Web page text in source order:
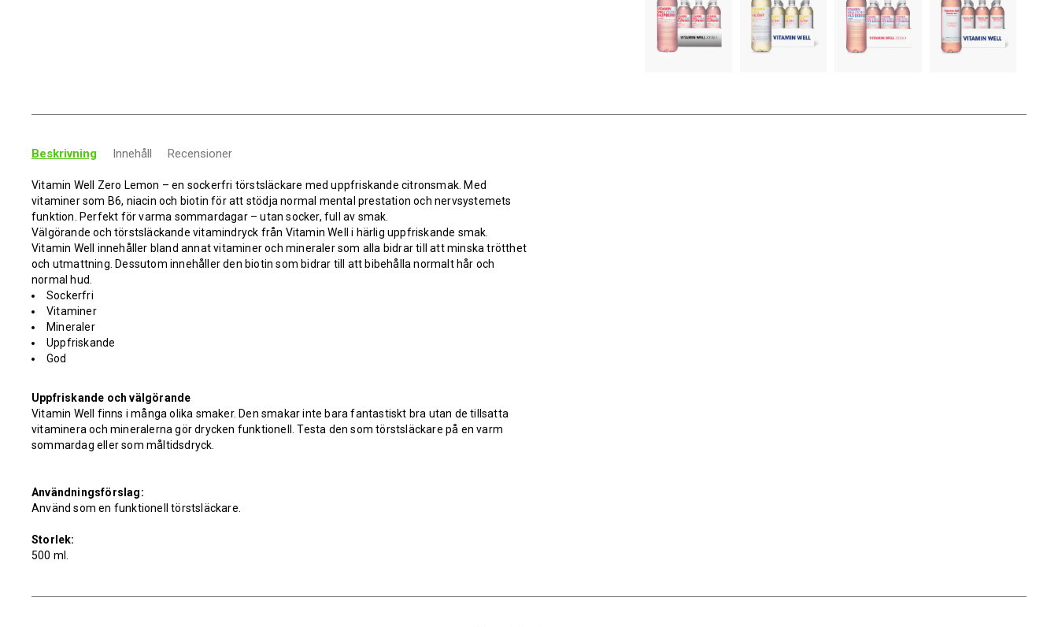
Beskrivning Innehåll Recensioner
Vitamin Well Zero Lemon – en sockerfri törstsläckare med uppfriskande citronsmak. Med
vitaminer som B6, niacin och biotin för att stödja normal mental prestation och nervsystemets
funktion. Perfekt för varma sommardagar – utan socker, full av smak.
Välgörande och törstsläckande vitamindryck från Vitamin Well i härlig uppfriskande smak.
Vitamin Well innehåller bland annat vitaminer och mineraler som alla bidrar till att minska trötthet
och utmattning. Dessutom innehåller den biotin som bidrar till att bibehålla normalt hår och
normal hud.
Sockerfri
Vitaminer
Mineraler
Uppfriskande
God
Uppfriskande och välgörande
Vitamin Well finns i många olika smaker. Den smakar inte bara fantastiskt bra utan de tillsatta
vitaminera och mineralerna gör drycken funktionell. Testa den som törstsläckare på en varm
sommardag eller som måltidsdryck.
Användningsförslag:
Använd som en funktionell törstsläckare.
Storlek:
500 ml.